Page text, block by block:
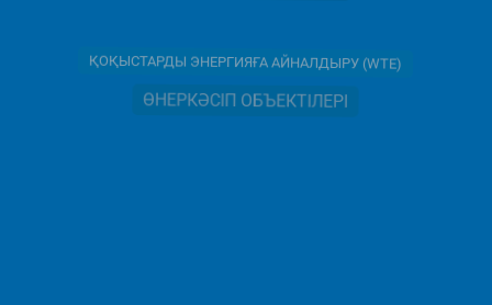
ҚОҚЫСТАРДЫ ЭНЕРГИЯҒА АЙНАЛДЫРУ (WTE)
ӨНЕРКӘСІП ОБЪЕКТІЛЕРІ